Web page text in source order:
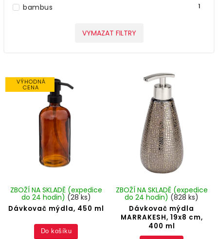
bambus 1
VYMAZAT FILTRY
VÝHODNÁ
CENA
Dávkovač mýdla, 450 ml
ZBOŽÍ NA SKLADĚ (expedice
do 24 hodin) (28 ks)
Do košíku
Dávkovač mýdla
MARRAKESH, 19x8 cm,
400 ml
ZBOŽÍ NA SKLADĚ (expedice
do 24 hodin) (828 ks)